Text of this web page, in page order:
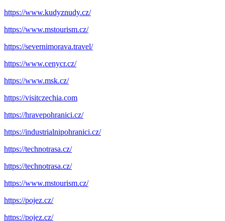
https://www.kudyznudy.cz/
https://www.mstourism.cz/
https://severnimorava.travel/
https://www.cenycr.cz/
https://www.msk.cz/
https://visitczechia.com
https://hravepohranici.cz/
https://industrialnipohranici.cz/
https://technotrasa.cz/
https://technotrasa.cz/
https://www.mstourism.cz/
https://pojez.cz/
https://pojez.cz/